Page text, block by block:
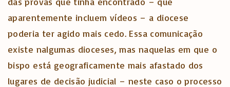
aparentemente incluem vídeos – a diocese
poderia ter agido mais cedo. Essa comunicação
existe nalgumas dioceses, mas naquelas em que o
bispo está geograficamente mais afastado dos
lugares de decisão judicial – neste caso o processo